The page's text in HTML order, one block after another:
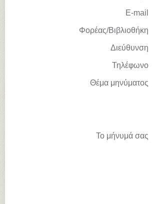
E-mail
Φορέας/Βιβλιοθήκη
Διεύθυνση
Τηλέφωνο
Θέμα μηνύματος
Το μήνυμά σας